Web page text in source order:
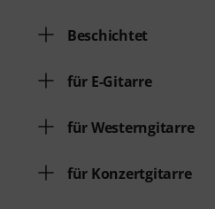
Beschichtet
für E-Gitarre
für Westerngitarre
für Konzertgitarre